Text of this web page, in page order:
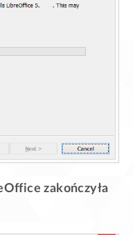
zakończyła